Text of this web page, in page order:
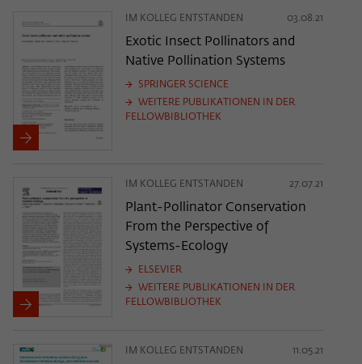
IM KOLLEG ENTSTANDEN 03.08.21
Exotic Insect Pollinators and
Native Pollination Systems
SPRINGER SCIENCE
WEITERE PUBLIKATIONEN IN DER
FELLOWBIBLIOTHEK
IM KOLLEG ENTSTANDEN 27.07.21
Plant-Pollinator Conservation
From the Perspective of
Systems-Ecology
ELSEVIER
WEITERE PUBLIKATIONEN IN DER
FELLOWBIBLIOTHEK
IM KOLLEG ENTSTANDEN 11.05.21